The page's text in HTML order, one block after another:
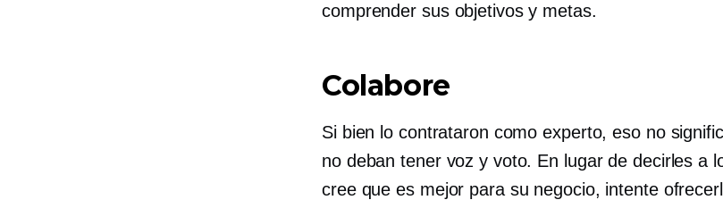
comprender sus objetivos y metas.
Colabore
Si bien lo contrataron como experto, eso no
no deban tener voz y voto. En lugar de decirles a
cree que es mejor para su negocio, intente